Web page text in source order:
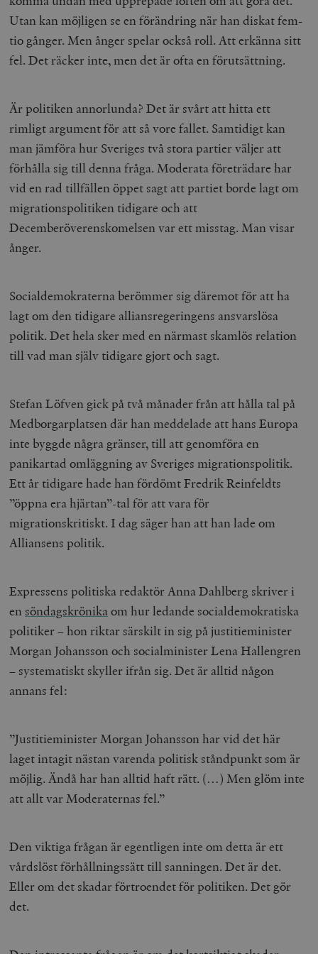
Utan kan möjligen se en förändring när han diskat fem-
tio gånger. Men ånger spelar också roll. Att erkänna sitt
fel. Det räcker inte, men det är ofta en förutsättning.
Är politiken annorlunda? Det är svårt att hitta ett
rimligt argument för att så vore fallet. Samtidigt kan
man jämföra hur Sveriges två stora partier väljer att
förhålla sig till denna fråga. Moderata företrädare har
vid en rad tillfällen öppet sagt att partiet borde lagt om
migrationspolitiken tidigare och att
Decemberöverenskomelsen var ett misstag. Man visar
ånger.
Socialdemokraterna berömmer sig däremot för att ha
lagt om den tidigare alliansregeringens ansvarslösa
politik. Det hela sker med en närmast skamlös relation
till vad man själv tidigare gjort och sagt.
Stefan Löfven gick på två månader från att hålla tal på
Medborgarplatsen där han meddelade att hans Europa
inte byggde några gränser, till att genomföra en
panikartad omläggning av Sveriges migrationspolitik.
Ett år tidigare hade han fördömt Fredrik Reinfeldts
”öppna era hjärtan”-tal för att vara för
migrationskritiskt. I dag säger han att han lade om
Alliansens politik.
Expressens politiska redaktör Anna Dahlberg skriver i
en söndagskrönika om hur ledande socialdemokratiska
politiker – hon riktar särskilt in sig på justitieminister
Morgan Johansson och socialminister Lena Hallengren
– systematiskt skyller ifrån sig. Det är alltid någon
annans fel:
”Justitieminister Morgan Johansson har vid det här
laget intagit nästan varenda politisk ståndpunkt som är
möjlig. Ändå har han alltid haft rätt. (…) Men glöm inte
att allt var Moderaternas fel.”
Den viktiga frågan är egentligen inte om detta är ett
vårdslöst förhållningssätt till sanningen. Det är det.
Eller om det skadar förtroendet för politiken. Det gör
det.